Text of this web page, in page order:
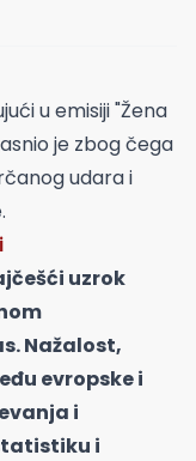
u emisiji "Žena
je zbog čega
udara i
uzrok
Nažalost,
evropske i
i
i